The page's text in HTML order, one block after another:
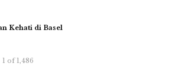
Kehati di Basel
1 of 1,486